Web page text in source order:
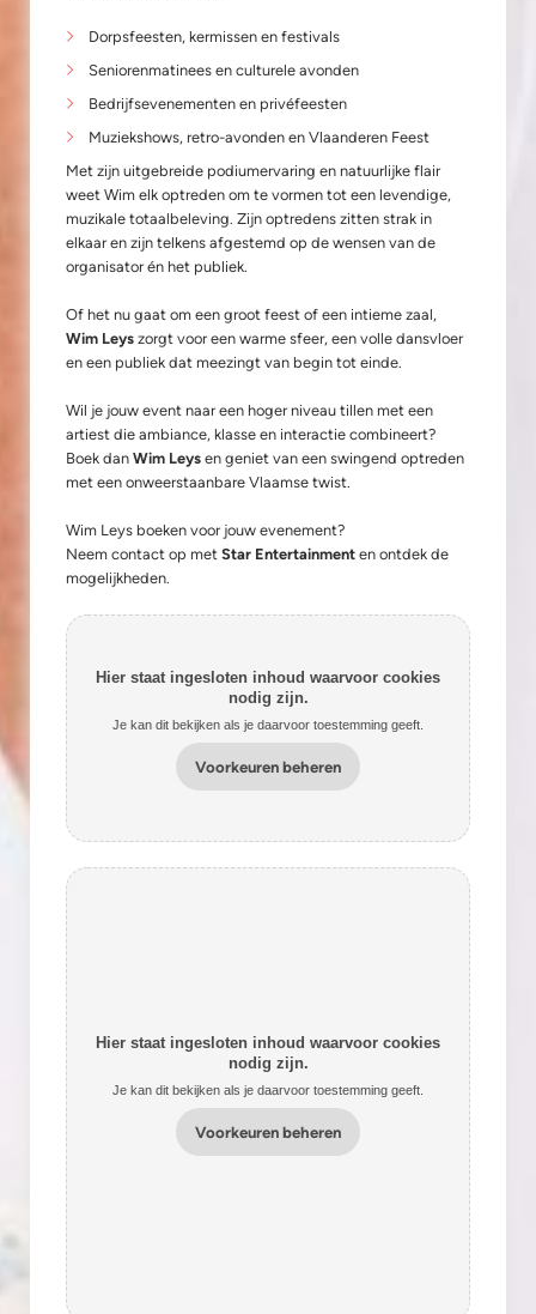
Dorpsfeesten, kermissen en festivals
Seniorenmatinees en culturele avonden
Bedrijfsevenementen en privéfeesten
Muziekshows, retro-avonden en Vlaanderen Feest
Met zijn uitgebreide podiumervaring en natuurlijke flair
weet Wim elk optreden om te vormen tot een levendige,
muzikale totaalbeleving. Zijn optredens zitten strak in
elkaar en zijn telkens afgestemd op de wensen van de
organisator én het publiek.
Of het nu gaat om een groot feest of een intieme zaal,
Wim Leys zorgt voor een warme sfeer, een volle dansvloer
en een publiek dat meezingt van begin tot einde.
Wil je jouw event naar een hoger niveau tillen met een
artiest die ambiance, klasse en interactie combineert?
Boek dan Wim Leys en geniet van een swingend optreden
met een onweerstaanbare Vlaamse twist.
Wim Leys boeken voor jouw evenement?
Neem contact op met Star Entertainment en ontdek de
mogelijkheden.
Hier staat ingesloten inhoud waarvoor cookies
nodig zijn.
Je kan dit bekijken als je daarvoor toestemming geeft.
Voorkeuren beheren
Hier staat ingesloten inhoud waarvoor cookies
nodig zijn.
Je kan dit bekijken als je daarvoor toestemming geeft.
Voorkeuren beheren